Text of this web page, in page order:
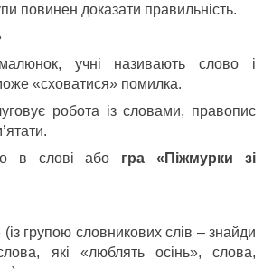
повинен доказати правильність.
учні називають слово і
«сховатися» помилка.
робота із словами, правопис
в слові або гра «Піжмурки зі
(із групою словникових слів – знайди
які «люблять осінь», слова,